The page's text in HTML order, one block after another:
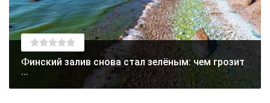
Финский залив снова стал зелёным: чем грозит
...